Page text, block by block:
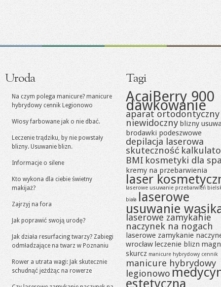
Uroda
Na czym polega manicure? manicure
hybrydowy cennik Legionowo
Włosy farbowane jak o nie dbać.
Leczenie trądziku, by nie powstały
blizny. Usuwanie blizn.
Informacje o silene
Kto wykona dla ciebie świetny
makijaż?
Zajrzyj na fora
Jak poprawić swoją urodę?
Jak działa resurfacing twarzy? Zabiegi
odmładzające na twarz w Poznaniu
Rower a utrata wagi: Jak skutecznie
schudnąć jeżdżąc na rowerze
Tagi
AcaiBerry 900
dawkowanie
aparat ortodontyczny
niewidoczny blizny
brodawki podeszwowe
depilacja laserowa
skuteczność
BMI kosmetyki dla
kremy na przebarwienia
laser
laserowe usuwanie przebarwień
biała laserowe
usuwanie
laserowe zamykanie
naczynek na nogach
laserowe zamykanie
wrocław leczenie blizn
skurcz manicure hybrydowy cennik
manicure hybrydowy
legionowo
estetyczna